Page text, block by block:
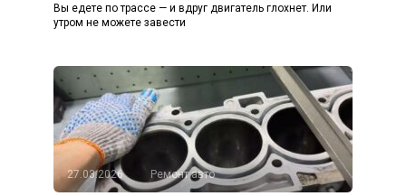
Вы едете по трассе — и вдруг двигатель глохнет. Или
утром не можете завести
27.03.2026 Ремонт авто